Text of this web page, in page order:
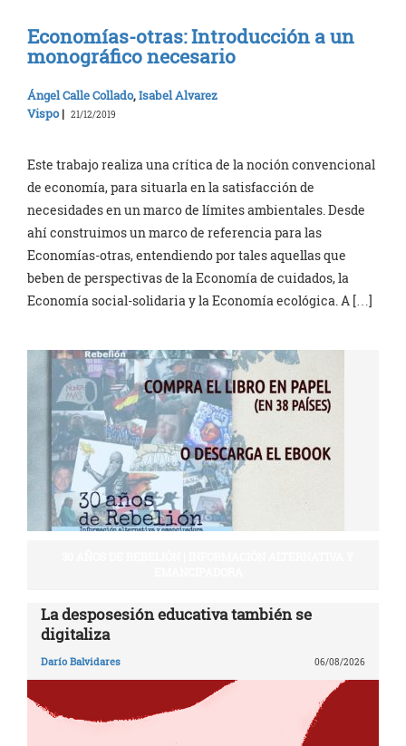
Economías-otras: Introducción a un
monográfico necesario
Ángel Calle Collado,Isabel Alvarez
Vispo| 21/12/2019
Este trabajo realiza una crítica de la noción convencional
de economía, para situarla en la satisfacción de
necesidades en un marco de límites ambientales. Desde
ahí construimos un marco de referencia para las
Economías-otras, entendiendo por tales aquellas que
beben de perspectivas de la Economía de cuidados, la
Economía social-solidaria y la Economía ecológica. A […]
La desposesión educativa también se
digitaliza
Darío Balvidares 06/08/2026